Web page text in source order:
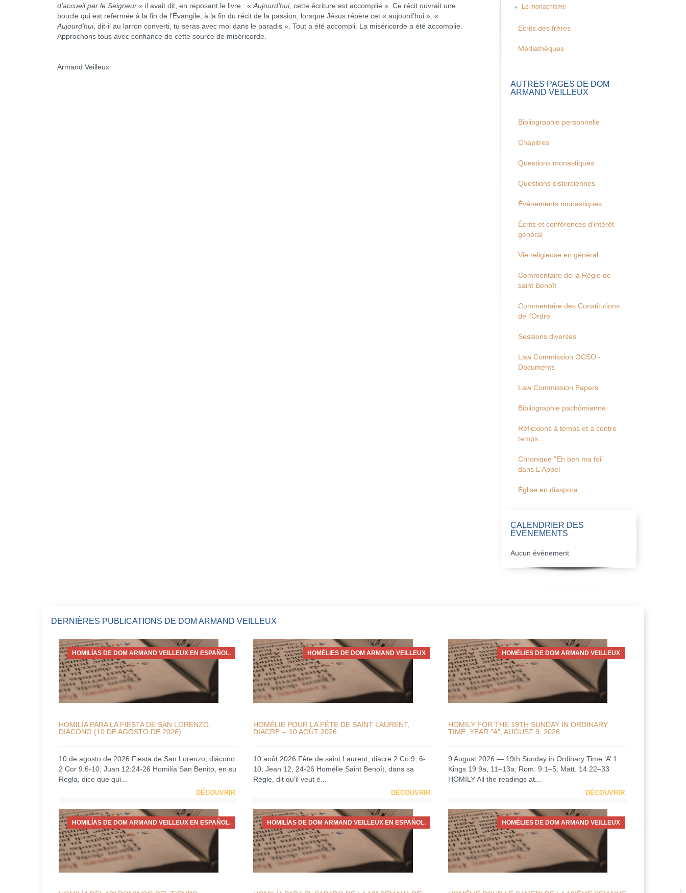
d’accueil par le Seigneur » il avait dit, en reposant le livre : «Aujourd’hui, cette écriture est accomplie ». Ce récit ouvrait une
boucle qui est refermée à la fin de l’Évangile, à la fin du récit de la passion, lorsque Jésus répète cet « aujourd’hui ». «
Aujourd’hui, dit-il au larron converti, tu seras avec moi dans le paradis ». Tout a été accompli. La miséricorde a été accomplie.
Approchons tous avec confiance de cette source de miséricorde.
Armand Veilleux
Le monachisme
Ecrits des frères
Médiathèques
AUTRES PAGES DE DOM
ARMAND VEILLEUX
Bibliographie personnelle
Chapitres
Questions monastiques
Questions cisterciennes
Événements monastiques
Écrits et conférences d'intérêt
général
Vie religieuse en général
Commentaire de la Règle de
saint Benoît
Commentaire des Constitutions
de l'Ordre
Sessions diverses
Law Commission OCSO -
Documents
Law Commission Papers
Bibliographie pachômienne
Réflexions à temps et à contre
temps...
Chronique "Eh ben ma foi"
dans L'Appel
Église en diaspora
CALENDRIER DES
ÉVÈNEMENTS
Aucun évènement
DERNIÈRES PUBLICATIONS DE DOM ARMAND VEILLEUX
HOMILÍAS DE DOM ARMAND VEILLEUX EN ESPAÑOL.
HOMILÍA PARA LA FIESTA DE SAN LORENZO,
DIÁCONO (10 DE AGOSTO DE 2026)
10 de agosto de 2026 Fiesta de San Lorenzo, diácono
2 Cor 9:6-10; Juan 12:24-26 Homilía San Benito, en su
Regla, dice que qui...
DÉCOUVRIR
HOMÉLIES DE DOM ARMAND VEILLEUX
HOMÉLIE POUR LA FÊTE DE SAINT LAURENT,
DIACRE -- 10 AOÛT 2026
10 août 2026 Fête de saint Laurent, diacre 2 Co 9, 6-
10; Jean 12, 24-26 Homélie Saint Benoît, dans sa
Règle, dit qu'il veut é...
DÉCOUVRIR
HOMÉLIES DE DOM ARMAND VEILLEUX
HOMILY FOR THE 19TH SUNDAY IN ORDINARY
TIME, YEAR "A", AUGUST 9, 2026
9 August 2026 — 19th Sunday in Ordinary Time ‘A’ 1
Kings 19:9a, 11–13a; Rom. 9:1–5; Matt. 14:22–33
HOMILY All the readings at...
DÉCOUVRIR
HOMILÍAS DE DOM ARMAND VEILLEUX EN ESPAÑOL. HOMILÍAS DE DOM ARMAND VEILLEUX EN ESPAÑOL. HOMÉLIES DE DOM ARMAND VEILLEUX